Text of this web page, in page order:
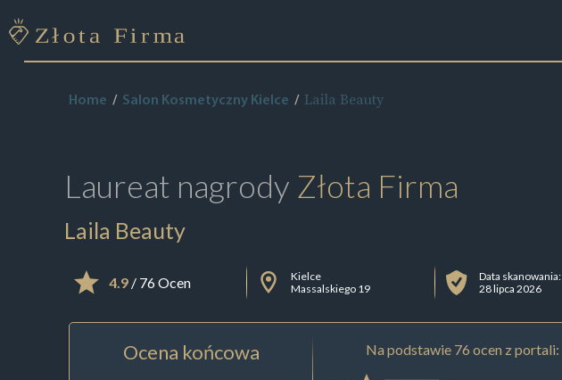
Home Salon Kosmetyczny Kielce Laila Beauty
Laureat nagrody Złota Firma
Laila Beauty
4.9/ 76 Ocen
Kielce
Massalskiego 19
Data skanowania:
28 lipca 2026
Ocena końcowa Na podstawie 76 ocen z portali: